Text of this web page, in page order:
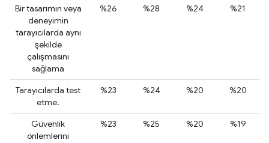
Bir tasarımın veya
deneyimin
tarayıcılarda aynı
şekilde
çalışmasını
sağlama
%26 %28 %24 %21
Tarayıcılarda test
etme.
%23 %24 %20 %20
Güvenlik
önlemlerini
%23 %25 %20 %19